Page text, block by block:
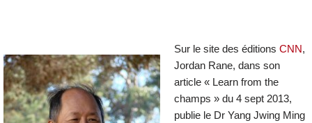
Sur le site des éditions CNN,
Jordan Rane, dans son
article « Learn from the
champs » du 4 sept 2013,
publie le Dr Yang Jwing Ming